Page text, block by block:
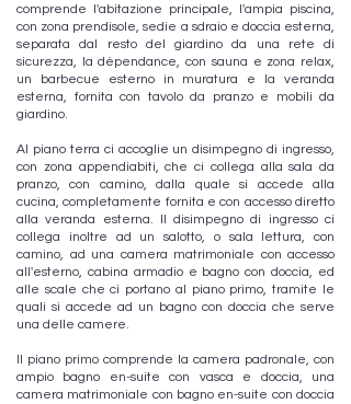
comprende l'abitazione principale, l'ampia piscina,
con zona prendisole, sedie a sdraio e doccia esterna,
separata dal resto del giardino da una rete di
sicurezza, la dépendance, con sauna e zona relax,
un barbecue esterno in muratura e la veranda
esterna, fornita con tavolo da pranzo e mobili da
giardino.
Al piano terra ci accoglie un disimpegno di ingresso,
con zona appendiabiti, che ci collega alla sala da
pranzo, con camino, dalla quale si accede alla
cucina, completamente fornita e con accesso diretto
alla veranda esterna. Il disimpegno di ingresso ci
collega inoltre ad un salotto, o sala lettura, con
camino, ad una camera matrimoniale con accesso
all'esterno, cabina armadio e bagno con doccia, ed
alle scale che ci portano al piano primo, tramite le
quali si accede ad un bagno con doccia che serve
una delle camere.
Il piano primo comprende la camera padronale, con
ampio bagno en-suite con vasca e doccia, una
camera matrimoniale con bagno en-suite con doccia